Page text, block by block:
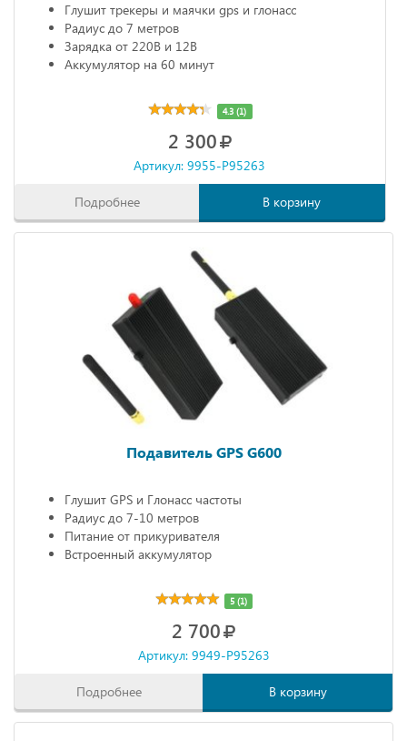
Глушит трекеры и маячки gps и глонасс
Радиус до 7 метров
Зарядка от 220В и 12В
Аккумулятор на 60 минут
4.3 (1)
2 300
Артикул: 9955-P95263
Подробнее В корзину
Подавитель GPS G600
Глушит GPS и Глонасс частоты
Радиус до 7-10 метров
Питание от прикуривателя
Встроенный аккумулятор
5 (1)
2 700
Артикул: 9949-P95263
Подробнее В корзину